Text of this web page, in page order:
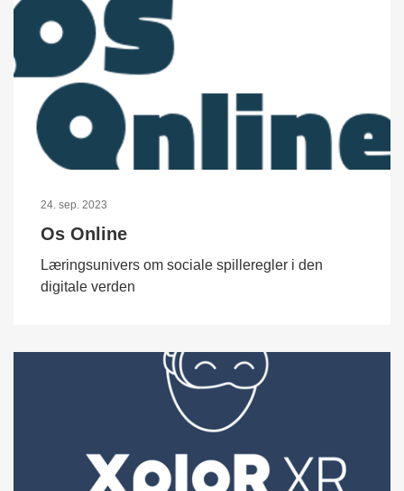
24. sep. 2023
Os Online
Læringsunivers om sociale spilleregler i den
digitale verden